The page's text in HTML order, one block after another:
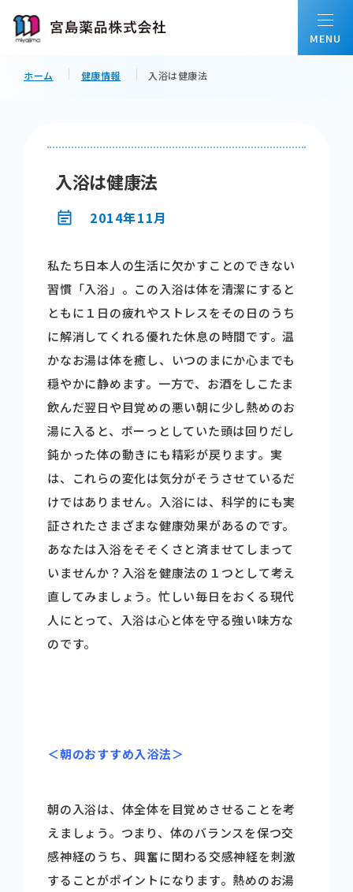
会社情報
事業内容
配置薬について
商品情報
健康情報
お問い合わせ
採用情報
ホーム 健康情報 入浴は健康法
入浴は健康法
2014年11月
私たち日本人の生活に欠かすことのできない
習慣「入浴」。この入浴は体を清潔にすると
ともに１日の疲れやストレスをその日のうち
に解消してくれる優れた休息の時間です。温
かなお湯は体を癒し、いつのまにか心までも
穏やかに静めます。一方で、お酒をしこたま
飲んだ翌日や目覚めの悪い朝に少し熱めのお
湯に入ると、ボーっとしていた頭は回りだし
鈍かった体の動きにも精彩が戻ります。実
は、これらの変化は気分がそうさせているだ
けではありません。入浴には、科学的にも実
証されたさまざまな健康効果があるのです。
あなたは入浴をそそくさと済ませてしまって
いませんか？入浴を健康法の１つとして考え
直してみましょう。忙しい毎日をおくる現代
人にとって、入浴は心と体を守る強い味方な
のです。
＜朝のおすすめ入浴法＞
朝の入浴は、体全体を目覚めさせることを考
えましょう。つまり、体のバランスを保つ交
感神経のうち、興奮に関わる交感神経を刺激
することがポイントになります。熱めのお湯